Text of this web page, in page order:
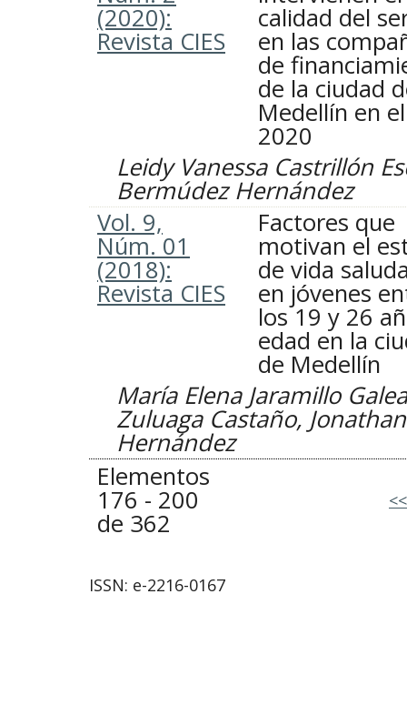
(2020):
Revista CIES
calidad del
en las
de
de la ciudad
Medellín en
2020
Leidy Vanessa Castrillón
Bermúdez Hernández
Vol. 9,
Núm. 01
(2018):
Revista CIES
Factores que
motivan el
de vida
en jóvenes
los 19 y 26
edad en la
de Medellín
María Elena Jaramillo
Zuluaga Castaño,
Hernández
Elementos
176 - 200
de 362
<<
ISSN: e-2216-0167